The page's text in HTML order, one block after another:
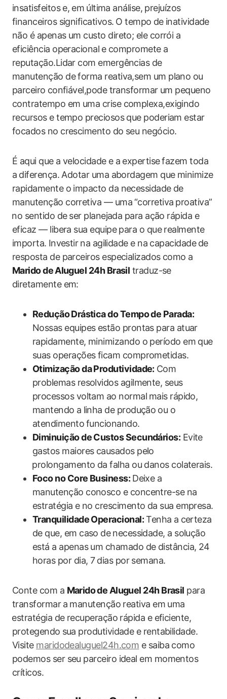
insatisfeitos ‍e, ⁢em ⁢última análise, prejuízos
financeiros significativos. ⁣O tempo de ⁤inatividade
não é apenas um custo direto; ele corrói a
eficiência operacional ⁤e compromete a
reputação.Lidar com emergências de
manutenção de​ forma reativa,sem um plano ou⁢
parceiro ⁣confiável,pode transformar um pequeno
‌contratempo em​ uma crise complexa,exigindo
recursos e tempo preciosos que poderiam estar
focados no crescimento do seu negócio.
É ‌aqui que a velocidade e a ⁤expertise ⁢fazem toda
a⁣ diferença. Adotar uma‌ abordagem que minimize
rapidamente o impacto da necessidade‌ de
manutenção corretiva — uma⁢ “corretiva ⁣proativa”
⁤no sentido de⁣ ser planejada para ação rápida e
eficaz — ‍libera sua equipe para o que realmente
importa.⁢ Investir ⁢na agilidade ​e na capacidade ⁢de⁤
resposta de parceiros ‌especializados ‌como a
Marido de ⁢Aluguel 24h Brasil ‌traduz-se ​
diretamente em:
Redução ⁤Drástica​ do Tempo​ de Parada:
Nossas equipes estão prontas para atuar
rapidamente, minimizando o período em que
suas operações ficam comprometidas.
Otimização da Produtividade: ⁤Com⁣
problemas resolvidos agilmente, ‌seus⁣
processos voltam ao normal ⁤mais rápido,
mantendo a⁢ linha de ‌produção⁢ ou o
atendimento⁣ funcionando.
Diminuição de Custos Secundários: Evite
gastos‍ maiores causados pelo
⁣prolongamento da falha ou danos colaterais.
Foco ​no‌ Core Business: ⁢Deixe a
manutenção conosco e concentre-se na
estratégia e no ‌crescimento da ‌sua empresa.
Tranquilidade Operacional:Tenha ⁢a certeza
de que,‌ em caso de ⁤necessidade,​ a solução
está a apenas um chamado de distância, 24
horas por dia, 7 ⁢dias por semana.
Conte com a Marido⁢ de Aluguel 24h Brasil para
transformar ⁣a ⁢manutenção ‍reativa em uma
⁤estratégia de recuperação rápida e eficiente,
protegendo⁢ sua produtividade e rentabilidade.
Visite maridodealuguel24h.com e saiba como​
podemos ser seu ‍parceiro ideal em momentos
críticos.